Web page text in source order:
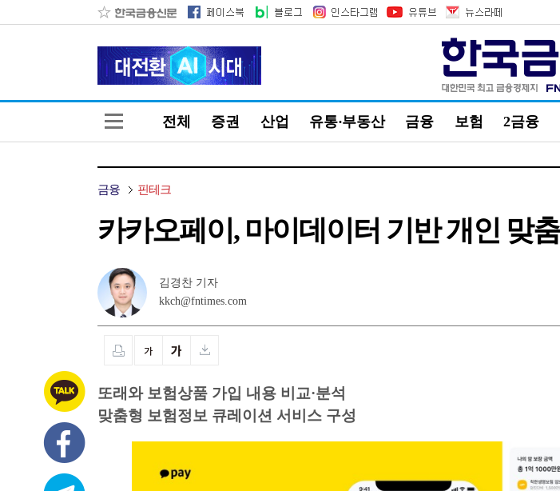
전체 증권 산업 유통·부동산 금융 보험 2금융
금융 핀테크
카카오페이, 마이데이터 기반 개인 맞
김경찬 기자
kkch@fntimes.com
또래와 보험상품 가입 내용 비교·분석
맞춤형 보험정보 큐레이션 서비스 구성